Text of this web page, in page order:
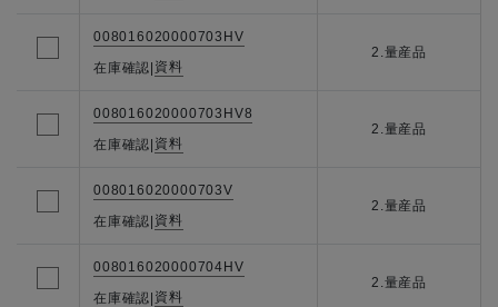
008016020000703HV
在庫確認| 資料
2.量産品
008016020000703HV8
在庫確認| 資料
2.量産品
008016020000703V
在庫確認| 資料
2.量産品
008016020000704HV
在庫確認| 資料
2.量産品